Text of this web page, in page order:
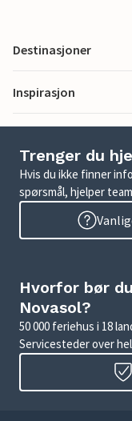
Destinasjoner
Inspirasjon
Trenger du
Hvis du ikke finner
spørsmål, hjelper
Hvorfor bør
Novasol?
50 000 feriehus i 18
Servicesteder over